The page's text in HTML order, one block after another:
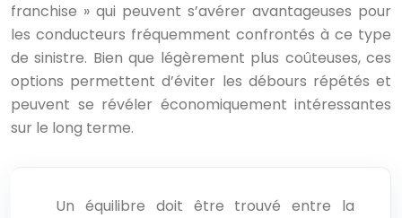
franchise » qui peuvent s’avérer avantageuses pour
les conducteurs fréquemment confrontés à ce type
de sinistre. Bien que légèrement plus coûteuses, ces
options permettent d’éviter les débours répétés et
peuvent se révéler économiquement intéressantes
sur le long terme.
Un équilibre doit être trouvé entre la